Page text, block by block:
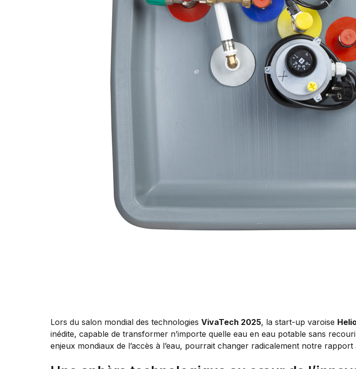
Lors du salon mondial des technologies VivaTech 2025, la start-up varoise
inédite, capable de transformer n’importe quelle eau en eau potable sans
enjeux mondiaux de l’accès à l’eau, pourrait changer radicalement notre